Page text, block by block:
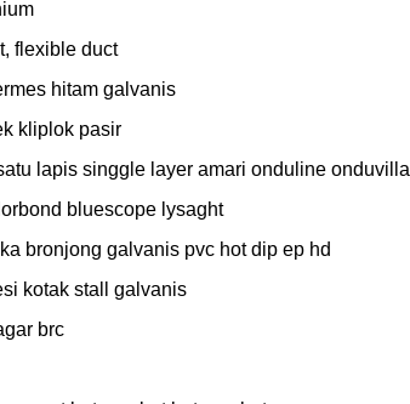
flexible duct
hitam galvanis
kliplok pasir
lapis singgle layer amari onduline onduvilla
bluescope lysaght
bronjong galvanis pvc hot dip ep hd
kotak stall galvanis
brc